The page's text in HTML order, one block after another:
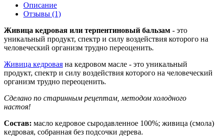
Описание
Отзывы (1)
Живица кедровая или терпентиновый бальзам - это
уникальный продукт, спектр и силу воздействия которого на
человеческий организм трудно переоценить.
Живица кедровая на кедровом масле - это уникальный
продукт, спектр и силу воздействия которого на человеческий
организм трудно переоценить.
Сделано по старинным рецептам, методом холодного
настоя!
Состав: масло кедровое сыродавленное 100%; живица (смола)
кедровая, собранная без подсочки дерева.